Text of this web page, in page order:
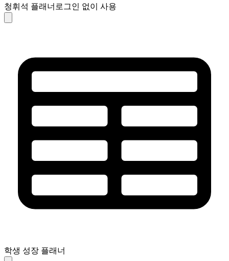
청휘석 플래너 로그인 없이 사용
학생 성장 플래너